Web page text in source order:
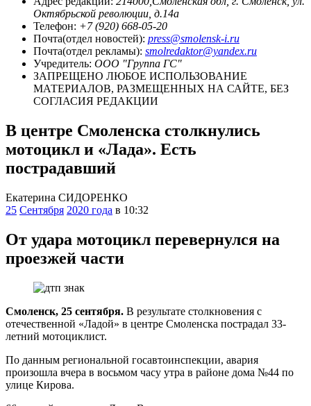
Октябрьской революции, д.14а
Телефон: +7 (920) 668-05-20
Почта(отдел новостей): press@smolensk-i.ru
Почта(отдел рекламы): smolredaktor@yandex.ru
Учредитель: ООО "Группа ГС"
ЗАПРЕЩЕНО ЛЮБОЕ ИСПОЛЬЗОВАНИЕ
МАТЕРИАЛОВ, РАЗМЕЩЕННЫХ НА САЙТЕ, БЕЗ
СОГЛАСИЯ РЕДАКЦИИ
В центре Смоленска столкнулись
мотоцикл и «Лада». Есть
пострадавший
Екатерина СИДОРЕНКО
25 Сентября 2020 года в 10:32
От удара мотоцикл перевернулся на
проезжей части
Смоленск, 25 сентября. В результате столкновения с
отечественной «Ладой» в центре Смоленска пострадал 33-
летний мотоциклист.
По данным региональной госавтоинспекции, авария
произошла вчера в восьмом часу утра в районе дома №44 по
улице Кирова.